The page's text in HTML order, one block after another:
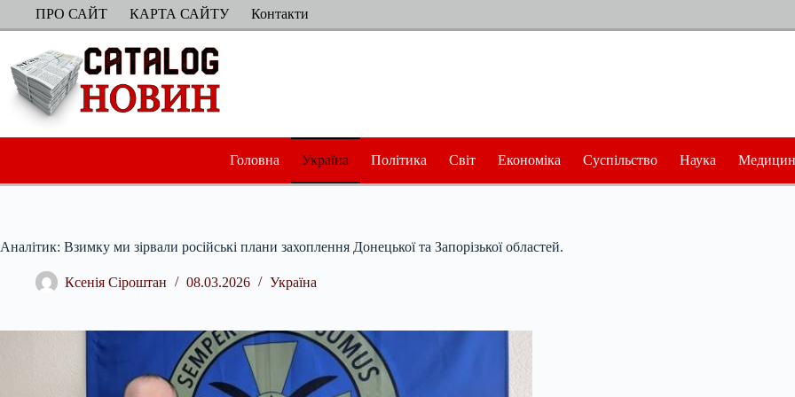
ПерейтиПРО САЙТ КАРТА САЙТУ Контакти
Головна Україна Політика Світ Економіка Суспільство Наука
Аналітик: Взимку ми зірвали російські плани захоплення Донецької та Запорізької областей.
Ксенія Сіроштан 08.03.2026 Україна